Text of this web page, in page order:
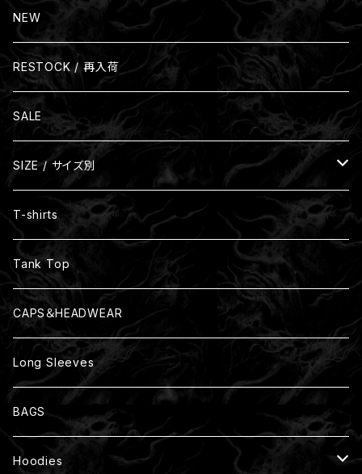
NEW
RESTOCK / 再入荷
SALE
SIZE / サイズ別
Size S
Size M
Size L
Size XL
Size XXL
Size XXXL
T-shirts
Tank Top
CAPS＆HEADWEAR
Long Sleeves
BAGS
Hoodies